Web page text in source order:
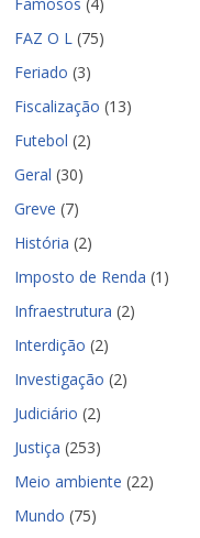
FAZ O L (75)
Feriado (3)
Fiscalização (13)
Futebol (2)
Geral (30)
Greve (7)
História (2)
Imposto de Renda (1)
Infraestrutura (2)
Interdição (2)
Investigação (2)
Judiciário (2)
Justiça (253)
Meio ambiente (22)
Mundo (75)